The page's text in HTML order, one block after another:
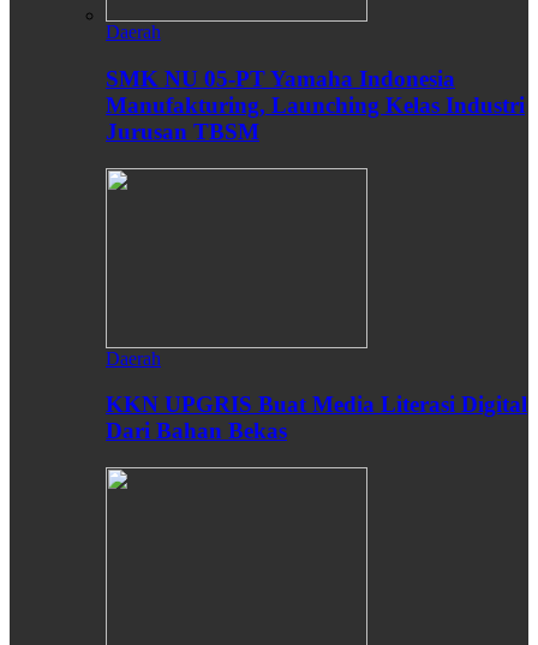
Daerah
SMK NU 05-PT Yamaha Indonesia
Manufakturing, Launching Kelas Industri
Jurusan TBSM
Daerah
KKN UPGRIS Buat Media Literasi Digital
Dari Bahan Bekas